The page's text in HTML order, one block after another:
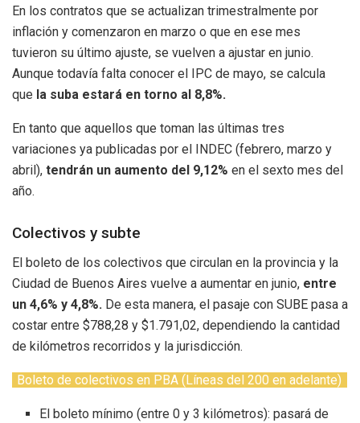
En los contratos que se actualizan trimestralmente por
inflación y comenzaron en marzo o que en ese mes
tuvieron su último ajuste, se vuelven a ajustar en junio.
Aunque todavía falta conocer el IPC de mayo, se calcula
que la suba estará en torno al 8,8%.
En tanto que aquellos que toman las últimas tres
variaciones ya publicadas por el INDEC (febrero, marzo y
abril), tendrán un aumento del 9,12% en el sexto mes del
año.
Colectivos y subte
El boleto de los colectivos que circulan en la provincia y la
Ciudad de Buenos Aires vuelve a aumentar en junio, entre
un 4,6% y 4,8%. De esta manera, el pasaje con SUBE pasa a
costar entre $788,28 y $1.791,02, dependiendo la cantidad
de kilómetros recorridos y la jurisdicción.
Boleto de colectivos en PBA (Líneas del 200 en adelante)
El boleto mínimo (entre 0 y 3 kilómetros): pasará de